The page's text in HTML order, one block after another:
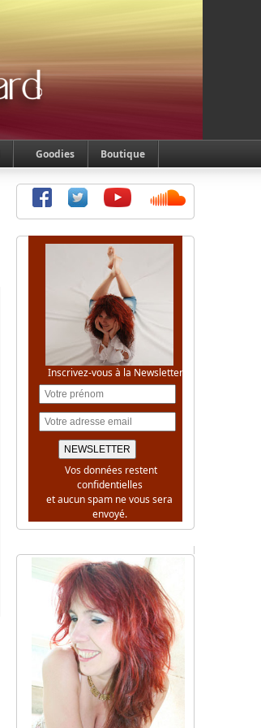
Goodies Boutique
Inscrivez-vous à la Newsletter
Vos données restent
confidentielles
et aucun spam ne vous sera
envoyé.